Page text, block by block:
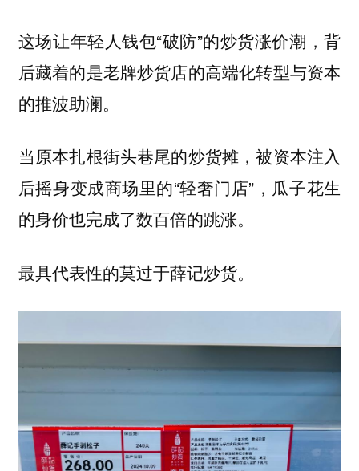
这场让年轻人钱包“破防”的炒货涨价潮，背
后藏着的是老牌炒货店的高端化转型与资本
的推波助澜。
当原本扎根街头巷尾的炒货摊，被资本注入
后摇身变成商场里的“轻奢门店”，瓜子花生
的身价也完成了数百倍的跳涨。
最具代表性的莫过于薛记炒货。